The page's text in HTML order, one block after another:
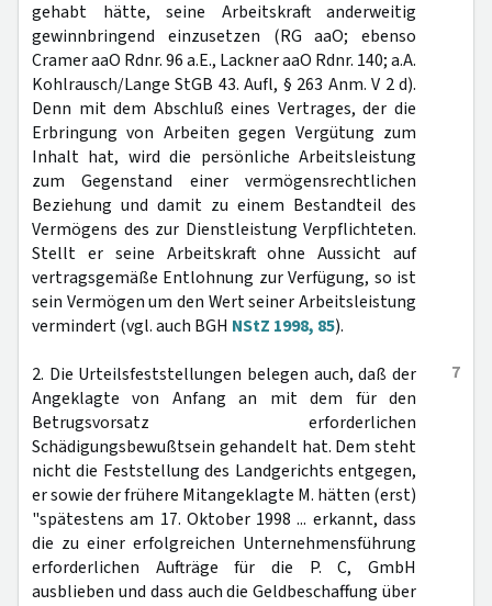
gehabt hätte, seine Arbeitskraft anderweitig
gewinnbringend einzusetzen (RG aaO; ebenso
Cramer aaO Rdnr. 96 a.E., Lackner aaO Rdnr. 140; a.A.
Kohlrausch/Lange StGB 43. Aufl, § 263 Anm. V 2 d).
Denn mit dem Abschluß eines Vertrages, der die
Erbringung von Arbeiten gegen Vergütung zum
Inhalt hat, wird die persönliche Arbeitsleistung
zum Gegenstand einer vermögensrechtlichen
Beziehung und damit zu einem Bestandteil des
Vermögens des zur Dienstleistung Verpflichteten.
Stellt er seine Arbeitskraft ohne Aussicht auf
vertragsgemäße Entlohnung zur Verfügung, so ist
sein Vermögen um den Wert seiner Arbeitsleistung
vermindert (vgl. auch BGH NStZ 1998, 85).
7
2. Die Urteilsfeststellungen belegen auch, daß der
Angeklagte von Anfang an mit dem für den
Betrugsvorsatz erforderlichen
Schädigungsbewußtsein gehandelt hat. Dem steht
nicht die Feststellung des Landgerichts entgegen,
er sowie der frühere Mitangeklagte M. hätten (erst)
"spätestens am 17. Oktober 1998 ... erkannt, dass
die zu einer erfolgreichen Unternehmensführung
erforderlichen Aufträge für die P. C, GmbH
ausblieben und dass auch die Geldbeschaffung über